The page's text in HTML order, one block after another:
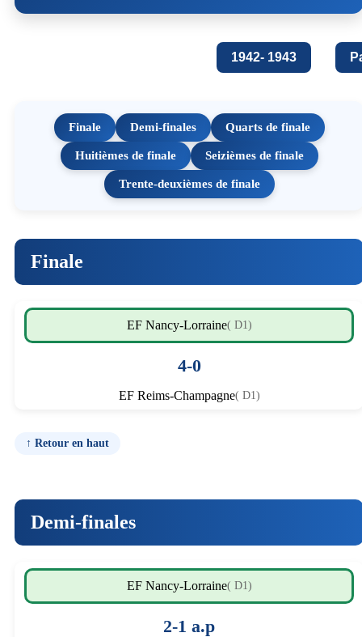
1942- 1943
Finale Demi-finales Quarts de finale
Huitièmes de finale Seizièmes de finale
Trente-deuxièmes de finale
Finale
EF Nancy-Lorraine( D1)
4-0
EF Reims-Champagne( D1)
↑ Retour en haut
Demi-finales
EF Nancy-Lorraine( D1)
2-1 a.p